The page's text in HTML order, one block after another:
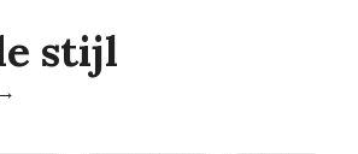
stijl